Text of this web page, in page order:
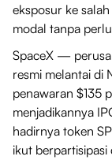
eksposur ke
modal tanpa
SpaceX —
resmi melantai di
penawaran $135
menjadikannya
hadirnya token
ikut